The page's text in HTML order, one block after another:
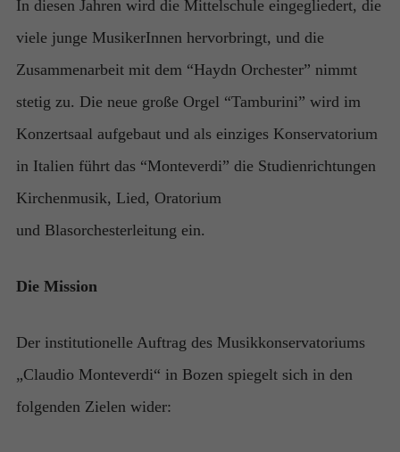
In diesen Jahren wird die Mittelschule eingegliedert, die
viele junge MusikerInnen hervorbringt, und die
Zusammenarbeit mit dem “Haydn Orchester” nimmt
stetig zu. Die neue große Orgel “Tamburini” wird im
Konzertsaal aufgebaut und als einziges Konservatorium
in Italien führt das “Monteverdi” die Studienrichtungen
Kirchenmusik, Lied, Oratorium
und Blasorchesterleitung ein.
Die Mission
Der institutionelle Auftrag des Musikkonservatoriums
„Claudio Monteverdi“ in Bozen spiegelt sich in den
folgenden Zielen wider:
Damit
unsere
während
Besuchs so
möglich
auf der
nicht mehr